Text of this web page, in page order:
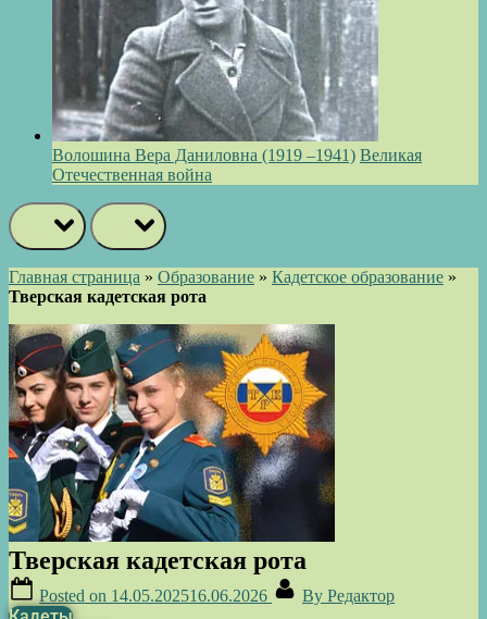
Волошина Вера Даниловна (1919 –1941) Великая
Отечественная война
Главная страница » Образование » Кадетское образование »
Тверская кадетская рота
Тверская кадетская рота
Posted on 14.05.202516.06.2026 By Редактор